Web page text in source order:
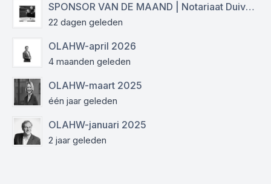
SPONSOR VAN DE MAAND | Notariaat Duiven Westervoort
22 dagen geleden
OLAHW-april 2026
4 maanden geleden
OLAHW-maart 2025
één jaar geleden
OLAHW-januari 2025
2 jaar geleden